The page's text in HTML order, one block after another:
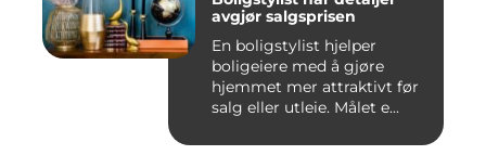
avgjør salgsprisen
En boligstylist hjelper
boligeiere med å gjøre
hjemmet mer attraktivt før
salg eller utleie. Målet e...